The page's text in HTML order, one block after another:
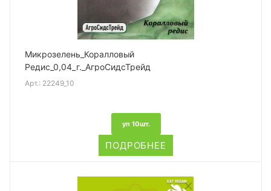
Микрозелень_Коралловый
Редис_0,04_г._АгроСидсТрейд
Арт.: 22249_10
уп 10шт.
ПОДРОБНЕЕ